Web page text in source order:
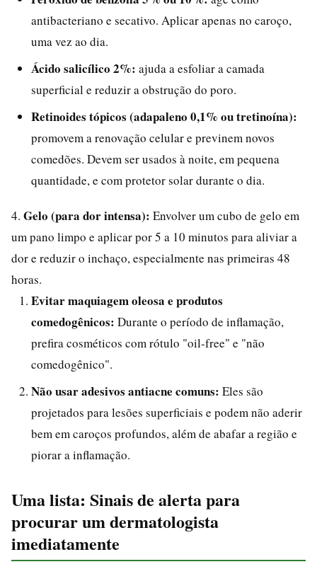
antibacteriano e secativo. Aplicar apenas no caroço,
uma vez ao dia.
Ácido salicílico 2%: ajuda a esfoliar a camada
superficial e reduzir a obstrução do poro.
Retinoides tópicos (adapaleno 0,1% ou tretinoína):
promovem a renovação celular e previnem novos
comedões. Devem ser usados à noite, em pequena
quantidade, e com protetor solar durante o dia.
4. Gelo (para dor intensa): Envolver um cubo de gelo em
um pano limpo e aplicar por 5 a 10 minutos para aliviar a
dor e reduzir o inchaço, especialmente nas primeiras 48
horas.
Evitar maquiagem oleosa e produtos
comedogênicos: Durante o período de inflamação,
prefira cosméticos com rótulo "oil-free" e "não
comedogênico".
Não usar adesivos antiacne comuns: Eles são
projetados para lesões superficiais e podem não aderir
bem em caroços profundos, além de abafar a região e
piorar a inflamação.
Uma lista: Sinais de alerta para
procurar um dermatologista
imediatamente